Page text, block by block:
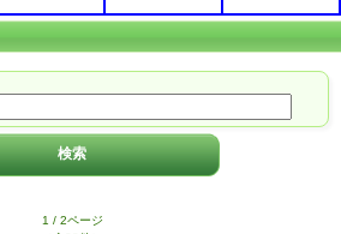
1 / 2ページ